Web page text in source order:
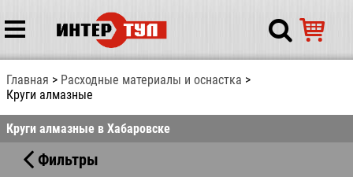
Главная
Расходные материалы и оснастка
Круги алмазные
Круги алмазные в Хабаровске
Фильтры